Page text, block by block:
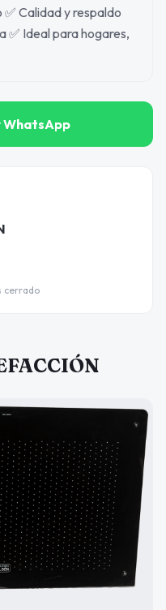
Calidad y respaldo
✅ Ideal para hogares,
WhatsApp
cerrado